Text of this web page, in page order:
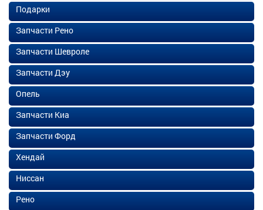
Подарки
Запчасти Рено
Запчасти Шевроле
Запчасти Дэу
Опель
Запчасти Киа
Запчасти Форд
Хендай
Ниссан
Рено